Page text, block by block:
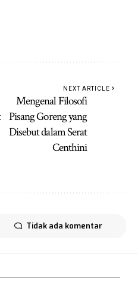
NEXT ARTICLE
Mengenal Filosofi
Pisang Goreng yang
Disebut dalam Serat
Centhini
Tidak ada komentar